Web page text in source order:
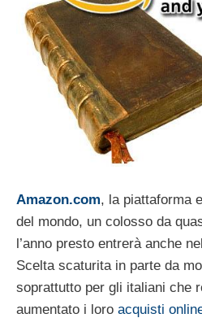
Amazon.com, la piattaforma
del mondo, un colosso da
l’anno presto entrerà anche
Scelta scaturita in parte da
soprattutto per gli italiani che
aumentato i loro acquisti